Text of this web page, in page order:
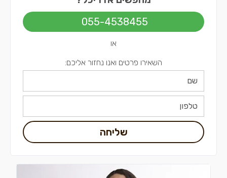
אדריכלים בירושלים
אדריכלים בתל אביב
055-4538455
או
השאירו פרטים ואנו נחזור אליכם:
שליחה